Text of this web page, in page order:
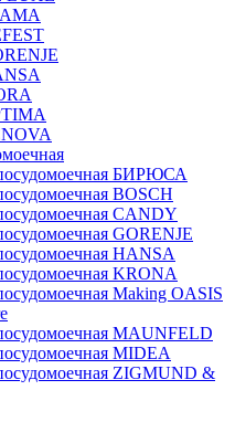
БИРЮСА
BOSCH
CANDY
GORENJE
HANSA
KRONA
Making OASIS
MAUNFELD
MIDEA
ZIGMUND &